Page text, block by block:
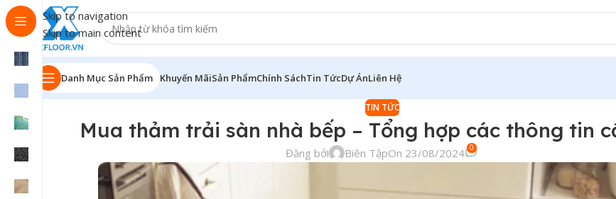
Skip to navigation
Skip to main content
Danh Mục Sản Phẩm Khuyến MãiSản PhẩmChính SáchTin TứcDự ÁnLiên Hệ
TIN TỨC
Mua thảm trải sàn nhà bếp – Tổng hợp các thông tin
Đăng bởi Biên TậpOn 23/08/2024 0